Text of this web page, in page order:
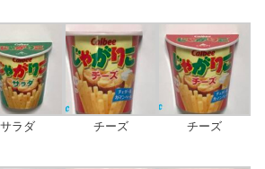
サラダ チーズ チーズ